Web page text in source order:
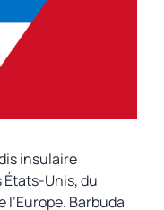
insulaire
Unis, du
l’Europe. Barbuda